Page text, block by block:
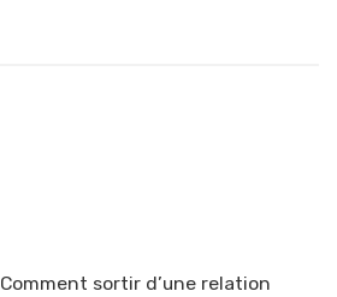
Comment sortir d’une relation